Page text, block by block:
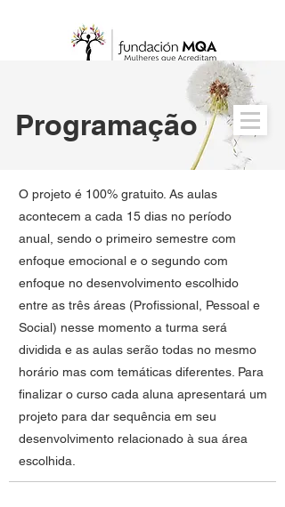
Programação
O projeto é 100% gratuito. As aulas
acontecem a cada 15 dias no período
anual, sendo o primeiro semestre com
enfoque emocional e o segundo com
enfoque no desenvolvimento escolhido
entre as três áreas (Profissional, Pessoal e
Social) nesse momento a turma será
dividida e as aulas serão todas no mesmo
horário mas com temáticas diferentes. Para
finalizar o curso cada aluna apresentará um
projeto para dar sequência em seu
desenvolvimento relacionado à sua área
escolhida.